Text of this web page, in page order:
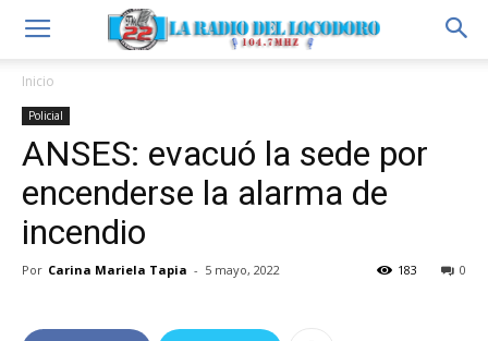
Inicio
Policial
ANSES: evacuó la sede por
encenderse la alarma de
incendio
Por Carina Mariela Tapia - 5 mayo, 2022 0
183